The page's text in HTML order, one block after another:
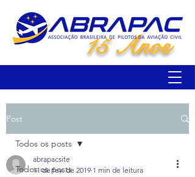
15 Anos
Post
Todos os posts
Todos os posts
abrapacsite
11 de fev. de 2019 1 min de leitura